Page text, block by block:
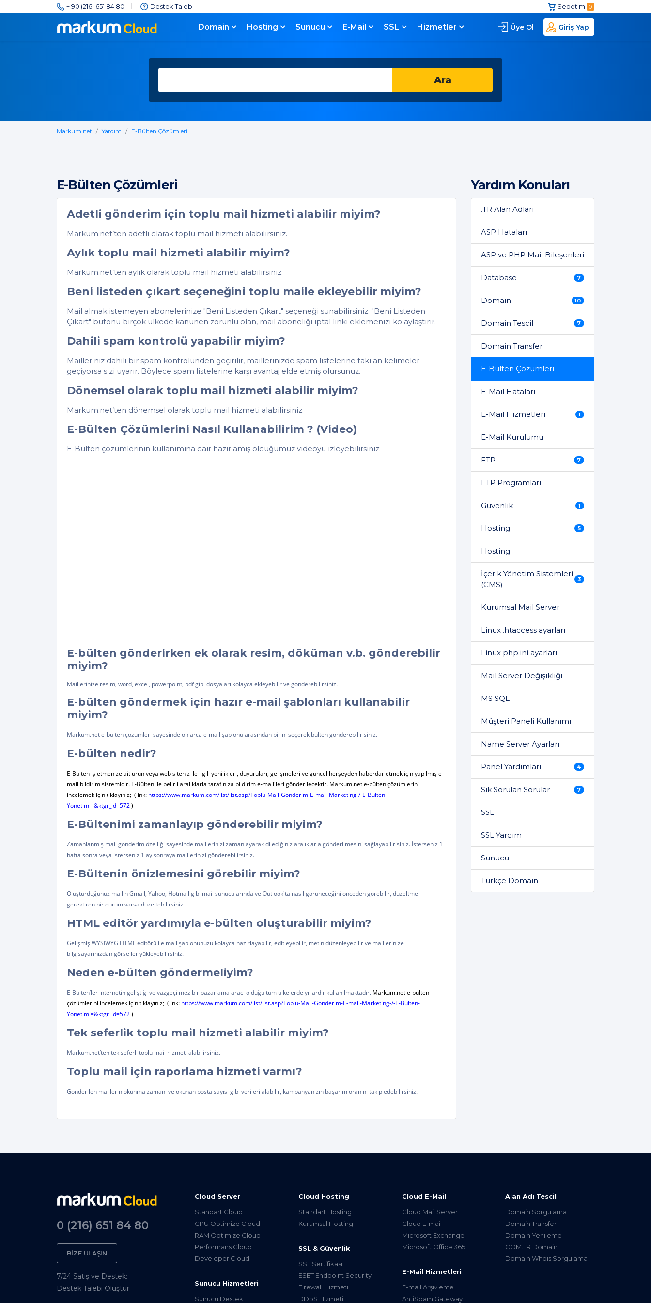
+ 90 (216) 651 84 80 Destek Talebi Sepetim 0
Domain Hosting Sunucu E-Mail SSL Hizmetler Üye Ol Giriş Yap
Ara
Markum.net Yardım E-Bülten Çözümleri
E-Bülten Çözümleri
Adetli gönderim için toplu mail hizmeti alabilir miyim?
Markum.net’ten adetli olarak toplu mail hizmeti alabilirsiniz.
Aylık toplu mail hizmeti alabilir miyim?
Markum.net’ten aylık olarak toplu mail hizmeti alabilirsiniz.
Beni listeden çıkart seçeneğini toplu maile ekleyebilir miyim?
Mail almak istemeyen abonelerinize "Beni Listeden Çıkart" seçeneği sunabilirsiniz. "Beni Listeden
Çıkart" butonu birçok ülkede kanunen zorunlu olan, mail aboneliği iptal linki eklemenizi kolaylaştırır.
Dahili spam kontrolü yapabilir miyim?
Mailleriniz dahili bir spam kontrolünden geçirilir, maillerinizde spam listelerine takılan kelimeler
geçiyorsa sizi uyarır. Böylece spam listelerine karşı avantaj elde etmiş olursunuz.
Dönemsel olarak toplu mail hizmeti alabilir miyim?
Markum.net’ten dönemsel olarak toplu mail hizmeti alabilirsiniz.
E-Bülten Çözümlerini Nasıl Kullanabilirim ? (Video)
E-Bülten çözümlerinin kullanımına dair hazırlamış olduğumuz videoyu izleyebilirsiniz;
E-bülten gönderirken ek olarak resim, döküman v.b. gönderebilir
miyim?
Maillerinize resim, word, excel, powerpoint, pdf gibi dosyaları kolayca ekleyebilir ve gönderebilirsiniz.
E-bülten göndermek için hazır e-mail şablonları kullanabilir
miyim?
Markum.net e-bülten çözümleri sayesinde onlarca e-mail şablonu arasından birini seçerek bülten gönderebilirisiniz.
E-bülten nedir?
E-Bülten işletmenize ait ürün veya web siteniz ile ilgili yenilikleri, duyuruları, gelişmeleri ve güncel herşeyden haberdar etmek için yapılmış e-
mail bildirim sistemidir. E-Bülten ile belirli aralıklarla tarafınıza bildirim e-mail'leri gönderilecektir. Markum.net e-bülten çözümlerini
incelemek için tıklayınız; (link: https://www.markum.com/list/list.asp?Toplu-Mail-Gonderim-E-mail-Marketing-/-E-Bulten-
Yonetimi=&ktgr_id=572)
E-Bültenimi zamanlayıp gönderebilir miyim?
Zamanlanmış mail gönderim özelliği sayesinde maillerinizi zamanlayarak dilediğiniz aralıklarla gönderilmesini sağlayabilirisiniz. İsterseniz 1
hafta sonra veya isterseniz 1 ay sonraya maillerinizi gönderebilirsiniz.
E-Bültenin önizlemesini görebilir miyim?
Oluşturduğunuz mailin Gmail, Yahoo, Hotmail gibi mail sunucularında ve Outlook'ta nasıl görüneceğini önceden görebilir, düzeltme
gerektiren bir durum varsa düzeltebilirsiniz.
HTML editör yardımıyla e-bülten oluşturabilir miyim?
Gelişmiş WYSIWYG HTML editörü ile mail şablonunuzu kolayca hazırlayabilir, editleyebilir, metin düzenleyebilir ve maillerinize
bilgisayarınızdan görseller yükleyebilirsiniz.
Neden e-bülten göndermeliyim?
E-Bülten’ler internetin geliştiği ve vazgeçilmez bir pazarlama aracı olduğu tüm ülkelerde yıllardır kullanılmaktadır. Markum.net e-bülten
çözümlerini incelemek için tıklayınız; (link: https://www.markum.com/list/list.asp?Toplu-Mail-Gonderim-E-mail-Marketing-/-E-Bulten-
Yonetimi=&ktgr_id=572)
Tek seferlik toplu mail hizmeti alabilir miyim?
Markum.net’ten tek seferli toplu mail hizmeti alabilirsiniz.
Toplu mail için raporlama hizmeti varmı?
Gönderilen maillerin okunma zamanı ve okunan posta sayısı gibi verileri alabilir, kampanyanızın başarım oranını takip edebilirsiniz.
Yardım Konuları
.TR Alan Adları
ASP Hataları
ASP ve PHP Mail Bileşenleri
Database 7
Domain 10
Domain Tescil 7
Domain Transfer
E-Bülten Çözümleri
E-Mail Hataları
E-Mail Hizmetleri 1
E-Mail Kurulumu
FTP 7
FTP Programları
Güvenlik 1
Hosting 5
Hosting
İçerik Yönetim Sistemleri
(CMS)
3
Kurumsal Mail Server
Linux .htaccess ayarları
Linux php.ini ayarları
Mail Server Değişikliği
MS SQL
Müşteri Paneli Kullanımı
Name Server Ayarları
Panel Yardımları 4
Sık Sorulan Sorular 7
SSL
SSL Yardım
Sunucu
Türkçe Domain
0 (216) 651 84 80
BİZE ULAŞIN
7/24 Satış ve Destek:
Destek Talebi Oluştur
Cloud Server
Standart Cloud
CPU Optimize Cloud
RAM Optimize Cloud
Performans Cloud
Developer Cloud
Sunucu Hizmetleri
Sunucu Destek
Cloud Hosting
Standart Hosting
Kurumsal Hosting
SSL & Güvenlik
SSL Sertifikası
ESET Endpoint Security
Firewall Hizmeti
DDoS Hizmeti
Cloud E-Mail
Cloud Mail Server
Cloud E-mail
Microsoft Exchange
Microsoft Office 365
E-Mail Hizmetleri
E-mail Arşivleme
AntiSpam Gateway
Alan Adı Tescil
Domain Sorgulama
Domain Transfer
Domain Yenileme
COM.TR Domain
Domain Whois Sorgulama